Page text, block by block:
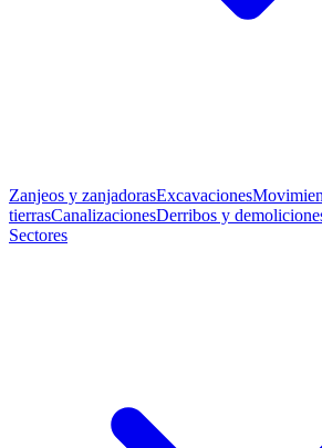
Zanjeos y zanjadorasExcavaciones
tierrasCanalizacionesDerribos y
Sectores